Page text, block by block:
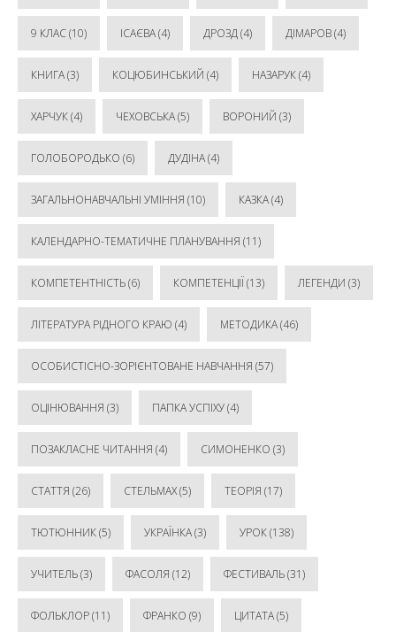
9 КЛАС(10) ІСАЄВА(4) ДРОЗД(4) ДІМАРОВ(4)
КНИГА(3) КОЦЮБИНСЬКИЙ (4) НАЗАРУК(4)
ХАРЧУК(4) ЧЕХОВСЬКА(5) ВОРОНИЙ (3)
ГОЛОБОРОДЬКО (6) ДУДІНА(4)
ЗАГАЛЬНОНАВЧАЛЬНІ УМІННЯ (10) КАЗКА(4)
КАЛЕНДАРНО-ТЕМАТИЧНЕ ПЛАНУВАННЯ (11)
КОМПЕТЕНТНІСТЬ(6) КОМПЕТЕНЦІЇ (13) ЛЕГЕНДИ (3)
ЛІТЕРАТУРА РІДНОГО КРАЮ (4) МЕТОДИКА(46)
ОСОБИСТІСНО-ЗОРІЄНТОВАНЕ НАВЧАННЯ (57)
ОЦІНЮВАННЯ (3) ПАПКА УСПІХУ(4)
ПОЗАКЛАСНЕ ЧИТАННЯ (4) СИМОНЕНКО (3)
СТАТТЯ (26) СТЕЛЬМАХ(5) ТЕОРІЯ (17)
ТЮТЮННИК(5) УКРАЇНКА(3) УРОК(138)
УЧИТЕЛЬ(3) ФАСОЛЯ (12) ФЕСТИВАЛЬ(31)
ФОЛЬКЛОР(11) ФРАНКО (9) ЦИТАТА(5)